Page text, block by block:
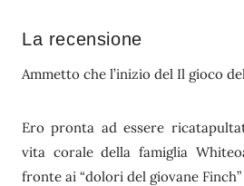
La recensione
Ammetto che l’inizio del Il gioco
Ero pronta ad essere
vita corale della famiglia
fronte ai “dolori del giovane